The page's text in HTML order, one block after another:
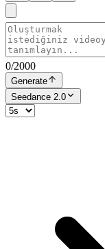
0/2000
Generate
Seedance 2.0